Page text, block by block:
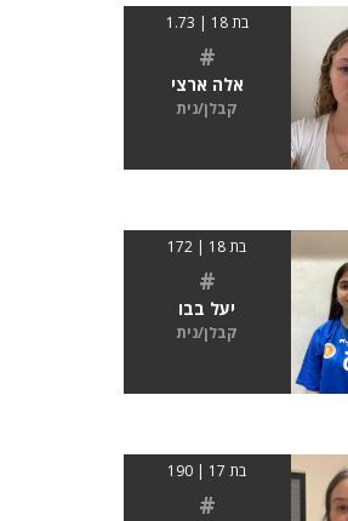
בת 18 | 1.73
#
אלה ארצי
קבלן/נית
בת 18 | 172
#
יעל בבו
קבלן/נית
בת 17 | 190
#